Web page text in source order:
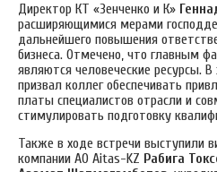
Директор КТ «Зенченко и К»
расширяющимися мерами
дальнейшего повышения
бизнеса. Отмечено, что главным
являются человеческие ресурсы. В
призвал коллег обеспечивать
платы специалистов отрасли и
стимулировать подготовку
Также в ходе встречи выступили
компании АО Aitas-KZ Рабига